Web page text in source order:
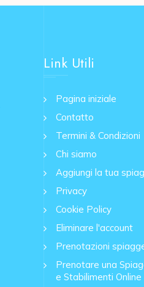
Link Utili
Pagina iniziale
Contatto
Termini & Condizioni
Chi siamo
Aggiungi la tua
Privacy
Cookie Policy
Eliminare l'account
Prenotazioni
Prenotare una
e Stabilimenti Online